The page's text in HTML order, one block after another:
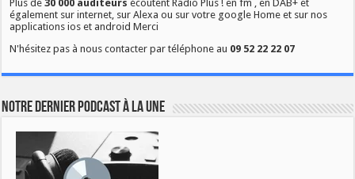
Plus de30 000 auditeurs écoutent Radio Plus ! en fm , en DAB+ et
également sur internet, sur Alexa ou sur votre google Home et sur nos
applications ios et android Merci
N'hésitez pas à nous contacter par téléphone au 09 52 22 22 07
Notre dernier podcast à la une